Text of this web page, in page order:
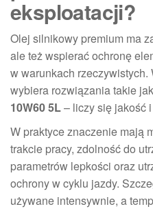
eksploatacji?
Olej silnikowy premium ma
ale też wspierać ochronę
w warunkach
wybiera rozwiązania takie jak
10W60 5L– liczy się jakość
W praktyce znaczenie mają
trakcie pracy, zdolność do
parametrów lepkości oraz
ochrony w cyklu jazdy.
używane intensywnie, a